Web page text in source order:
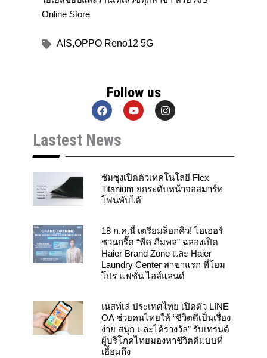
Online Store
AIS,OPPO Reno12 5G
Follow us
F
a
e
b
o
k
Y
o
b
I
n
g
a
m
Lastest News
ซัมซุงเปิดตัวเทคโนโลยี Flex
Titanium ยกระดับหน้าจอสมาร์ท
โฟนพับได้
18 ก.ค.นี้ เตรียมล็อกคิว! ไฮเออร์
ชวนกรี๊ด “พีค ภีมพล” ฉลองเปิด
Haier Brand Zone และ Haier
Laundry Center สาขาแรก ที่โฮม
โปร แฟชั่น ไอส์แลนด์
เนสท์เล่ ประเทศไทย เปิดตัว LINE
OA ช่วยคนไทยให้ “ชีวิตดีเป็นเรื่อง
ง่าย สนุก และได้รางวัล” รับเทรนด์
ผู้บริโภคไทยมองหาชีวิตดีแบบที่
เอื้อมถึง